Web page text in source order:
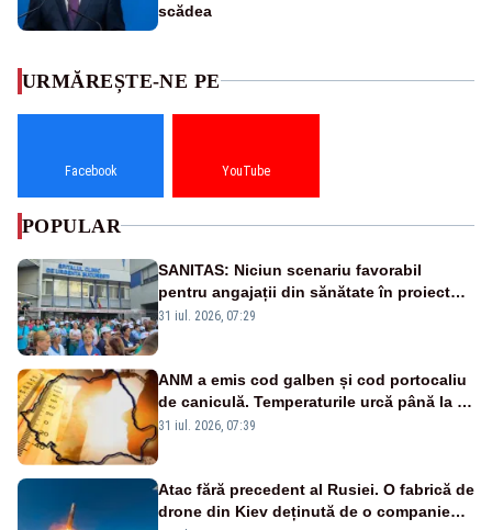
scădea
URMĂREȘTE-NE PE
Facebook YouTube
POPULAR
SANITAS: Niciun scenariu favorabil
pentru angajații din sănătate în proiectul
Legii salarizării
31 iul. 2026, 07:29
ANM a emis cod galben și cod portocaliu
de caniculă. Temperaturile urcă până la 38
de grade, iar nopțile devin tropicale
31 iul. 2026, 07:39
Atac fără precedent al Rusiei. O fabrică de
drone din Kiev deținută de o companie